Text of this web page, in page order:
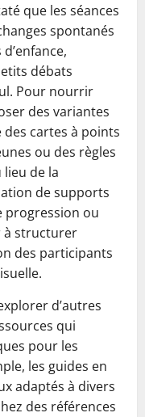
que les séances
spontanés
débats
Pour nourrir
des variantes
des cartes à points
ou des règles
de la
de supports
progression ou
à structurer
des participants
d’autres
qui
pour les
les guides en
adaptés à divers
des références